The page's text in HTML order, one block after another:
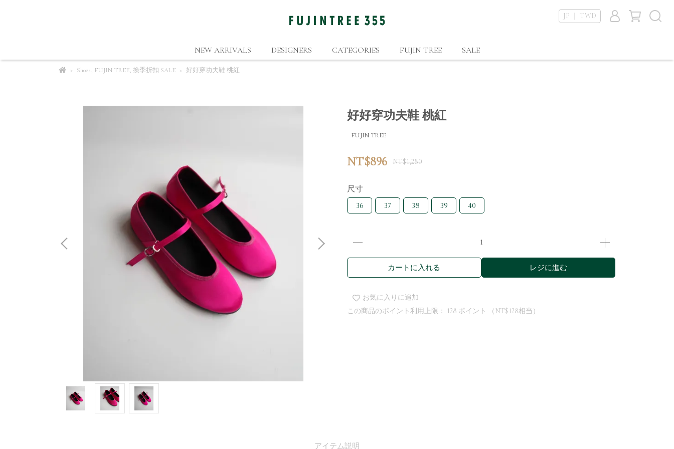
JP ｜ TWD
NEW ARRIVALS DESIGNERS CATEGORIES FUJIN TREE SALE
Shoes, FUJIN TREE, 換季折扣 SALE 好好穿功夫鞋 桃紅
好好穿功夫鞋 桃紅
FUJIN TREE
NT$896 NT$1,280
尺寸
36
37 38 39 40
カートに入れる レジに進む
お気に入りに追加
この商品のポイント利用上限：
128 ポイント （NT$128相当）
アイテム説明